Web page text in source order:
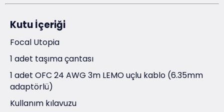
Kutu İçeriği
Focal Utopia
1 adet taşıma çantası
1 adet OFC 24 AWG 3m LEMO uçlu kablo (6.35mm
adaptörlü)
Kullanım kılavuzu